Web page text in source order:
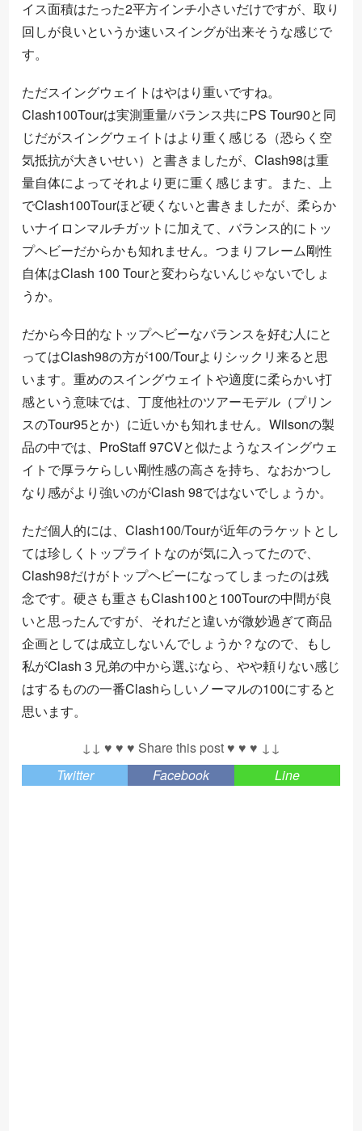
イス面積はたった2平方インチ小さいだけですが、取り
回しが良いというか速いスイングが出来そうな感じで
す。
ただスイングウェイトはやはり重いですね。
Clash100Tourは実測重量/バランス共にPS Tour90と同
じだがスイングウェイトはより重く感じる（恐らく空
気抵抗が大きいせい）と書きましたが、Clash98は重
量自体によってそれより更に重く感じます。また、上
でClash100Tourほど硬くないと書きましたが、柔らか
いナイロンマルチガットに加えて、バランス的にトッ
プヘビーだからかも知れません。つまりフレーム剛性
自体はClash 100 Tourと変わらないんじゃないでしょ
うか。
だから今日的なトップヘビーなバランスを好む人にと
ってはClash98の方が100/Tourよりシックリ来ると思
います。重めのスイングウェイトや適度に柔らかい打
感という意味では、丁度他社のツアーモデル（プリン
スのTour95とか）に近いかも知れません。Wilsonの製
品の中では、ProStaff 97CVと似たようなスイングウェ
イトで厚ラケらしい剛性感の高さを持ち、なおかつし
なり感がより強いのがClash 98ではないでしょうか。
ただ個人的には、Clash100/Tourが近年のラケットとし
ては珍しくトップライトなのが気に入ってたので、
Clash98だけがトップヘビーになってしまったのは残
念です。硬さも重さもClash100と100Tourの中間が良
いと思ったんですが、それだと違いが微妙過ぎて商品
企画としては成立しないんでしょうか？なので、もし
私がClash３兄弟の中から選ぶなら、やや頼りない感じ
はするものの一番Clashらしいノーマルの100にすると
思います。
↓↓ ♥ ♥ ♥ Share this post ♥ ♥ ♥ ↓↓
Twitter
Facebook Line